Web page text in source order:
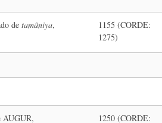
de tamâniya,
1155 (CORDE:
1275)
AUGUR,
1250 (CORDE: